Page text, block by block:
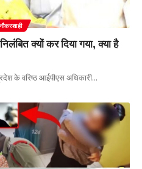
नौकरशाही
क्यों कर दिया गया, क्या है
के वरिष्ठ आईपीएस अधिकारी…